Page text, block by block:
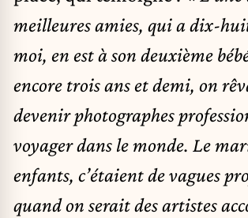
meilleures amies, qui a dix-
moi, en est à son deuxième
encore trois ans et demi, on
devenir photographes
voyager dans le monde. Le
enfants, c’étaient de vagues
quand on serait des artistes